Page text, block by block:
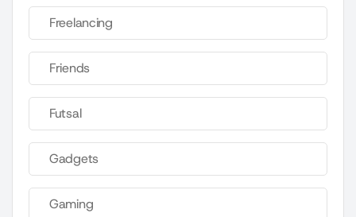
Freelancing
Friends
Futsal
Gadgets
Gaming